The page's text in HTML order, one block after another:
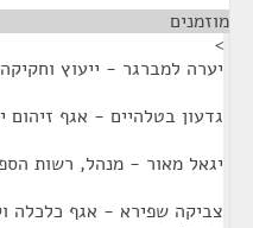
מוזמנים
>
יערה למברגר - ייעוץ
גדעון בטלהיים - אגף
יגאל מאור - מנהל, רשות
צביקה שפירא - אגף כלכלה